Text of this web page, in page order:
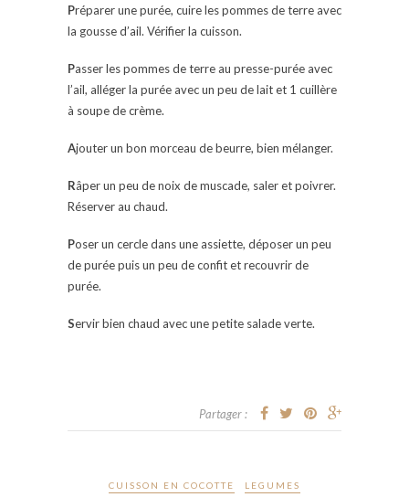
Préparer une purée, cuire les pommes de terre avec
la gousse d’ail. Vérifier la cuisson.
Passer les pommes de terre au presse-purée avec
l’ail, alléger la purée avec un peu de lait et 1 cuillère
à soupe de crème.
Ajouter un bon morceau de beurre, bien mélanger.
Râper un peu de noix de muscade, saler et poivrer.
Réserver au chaud.
Poser un cercle dans une assiette, déposer un peu
de purée puis un peu de confit et recouvrir de
purée.
Servir bien chaud avec une petite salade verte.
Partager :
CUISSON EN COCOTTE LEGUMES